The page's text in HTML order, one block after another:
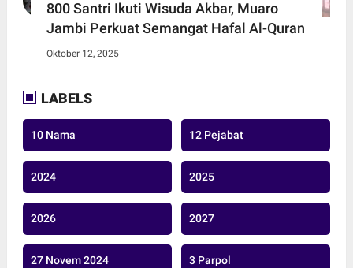
800 Santri Ikuti Wisuda Akbar, Muaro
Jambi Perkuat Semangat Hafal Al-Quran
Oktober 12, 2025
LABELS
10 Nama 12 Pejabat
2024 2025
2026 2027
27 Novem 2024 3 Parpol